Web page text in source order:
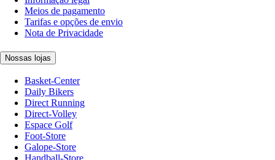
Meios de pagamento
Tarifas e opções de envio
Nota de Privacidade
Nossas lojas
Basket-Center
Daily Bikers
Direct Running
Direct-Volley
Espace Golf
Foot-Store
Galope-Store